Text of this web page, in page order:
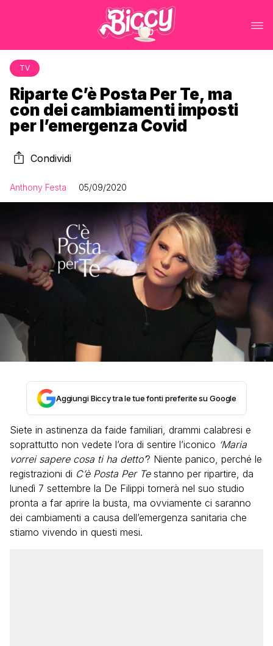
TV
Riparte C’è Posta Per Te, ma
con dei cambiamenti imposti
per l’emergenza Covid
Condividi
Anthony Festa 05/09/2020
Aggiungi Biccy tra le tue fonti preferite su Google
Siete in astinenza da faide familiari, drammi calabresi e
soprattutto non vedete l’ora di sentire l’iconico ‘Maria
vorrei sapere cosa ti ha detto’? Niente panico, perché le
registrazioni di C’è Posta Per Testanno per ripartire, da
lunedì 7 settembre la De Filippi tornerà nel suo studio
pronta a far aprire la busta, ma ovviamente ci saranno
dei cambiamenti a causa dell’emergenza sanitaria che
stiamo vivendo in questi mesi.